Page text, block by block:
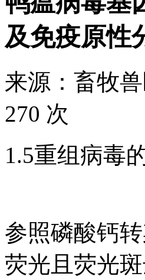
及免疫原性
来源： 畜牧
270 次
1.5重组病毒
参照磷酸钙
荧光且荧光